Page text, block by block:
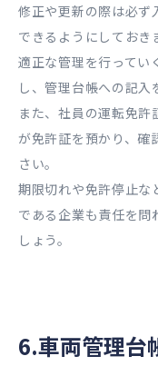
修正や更新の際は必ず
できるようにしておき
適正な管理を行ってい
し、管理台帳への記入
また、社員の運転免
が免許証を預かり、確
さい。
期限切れや免許停止な
である企業も責任を問
しょう。
6.車両管理台